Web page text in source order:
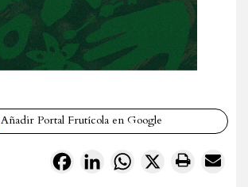
Añadir Portal Frutícola en Google
FacebookLinkedInWhatsApp
X